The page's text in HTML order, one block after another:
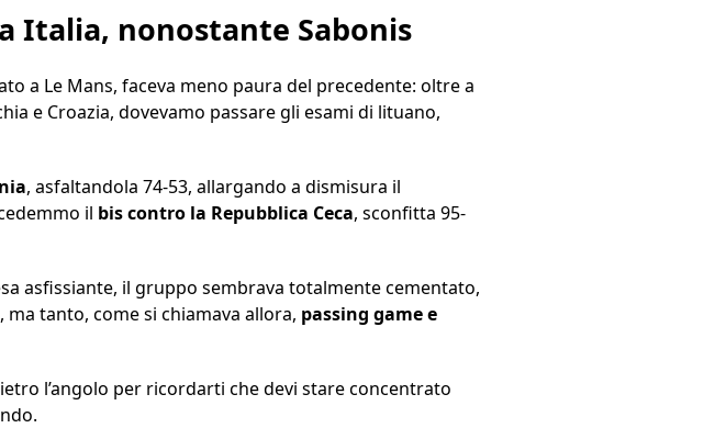
Italia, nonostante Sabonis
a Le Mans, faceva meno paura del precedente: oltre a
e Croazia, dovevamo passare gli esami di lituano,
, asfaltandola 74-53, allargando a dismisura il
il bis contro la Repubblica Ceca, sconfitta 95-
asfissiante, il gruppo sembrava totalmente cementato,
ma tanto, come si chiamava allora, passing game e
l’angolo per ricordarti che devi stare concentrato